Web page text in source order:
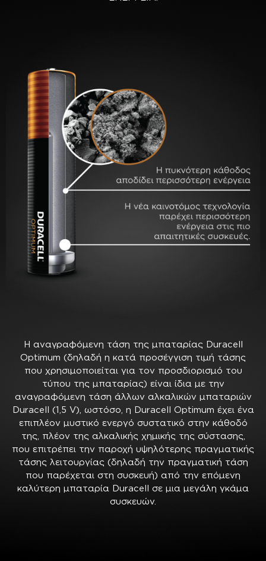
Η αναγραφόμενη τάση της μπαταρίας Duracell
Optimum (δηλαδή η κατά προσέγγιση τιμή τάσης
που χρησιμοποιείται για τον προσδιορισμό του
τύπου της μπαταρίας) είναι ίδια με την
αναγραφόμενη τάση άλλων αλκαλικών μπαταριών
Duracell (1,5 V), ωστόσο, η Duracell Optimum έχει ένα
επιπλέον μυστικό ενεργό συστατικό στην κάθοδό
της, πλέον της αλκαλικής χημικής της σύστασης,
που επιτρέπει την παροχή υψηλότερης πραγματικής
τάσης λειτουργίας (δηλαδή την πραγματική τάση
που παρέχεται στη συσκευή) από την επόμενη
καλύτερη μπαταρία Duracell σε μια μεγάλη γκάμα
συσκευών.